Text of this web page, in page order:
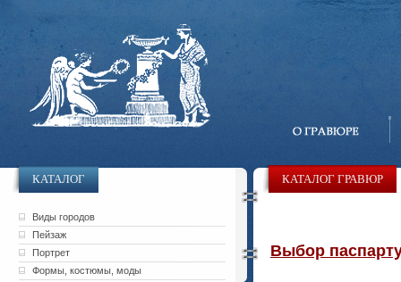
КАТАЛОГ
Виды городов
Пейзаж
Портрет
Формы, костюмы, моды
КАТАЛОГ ГРАВЮР
Выбор